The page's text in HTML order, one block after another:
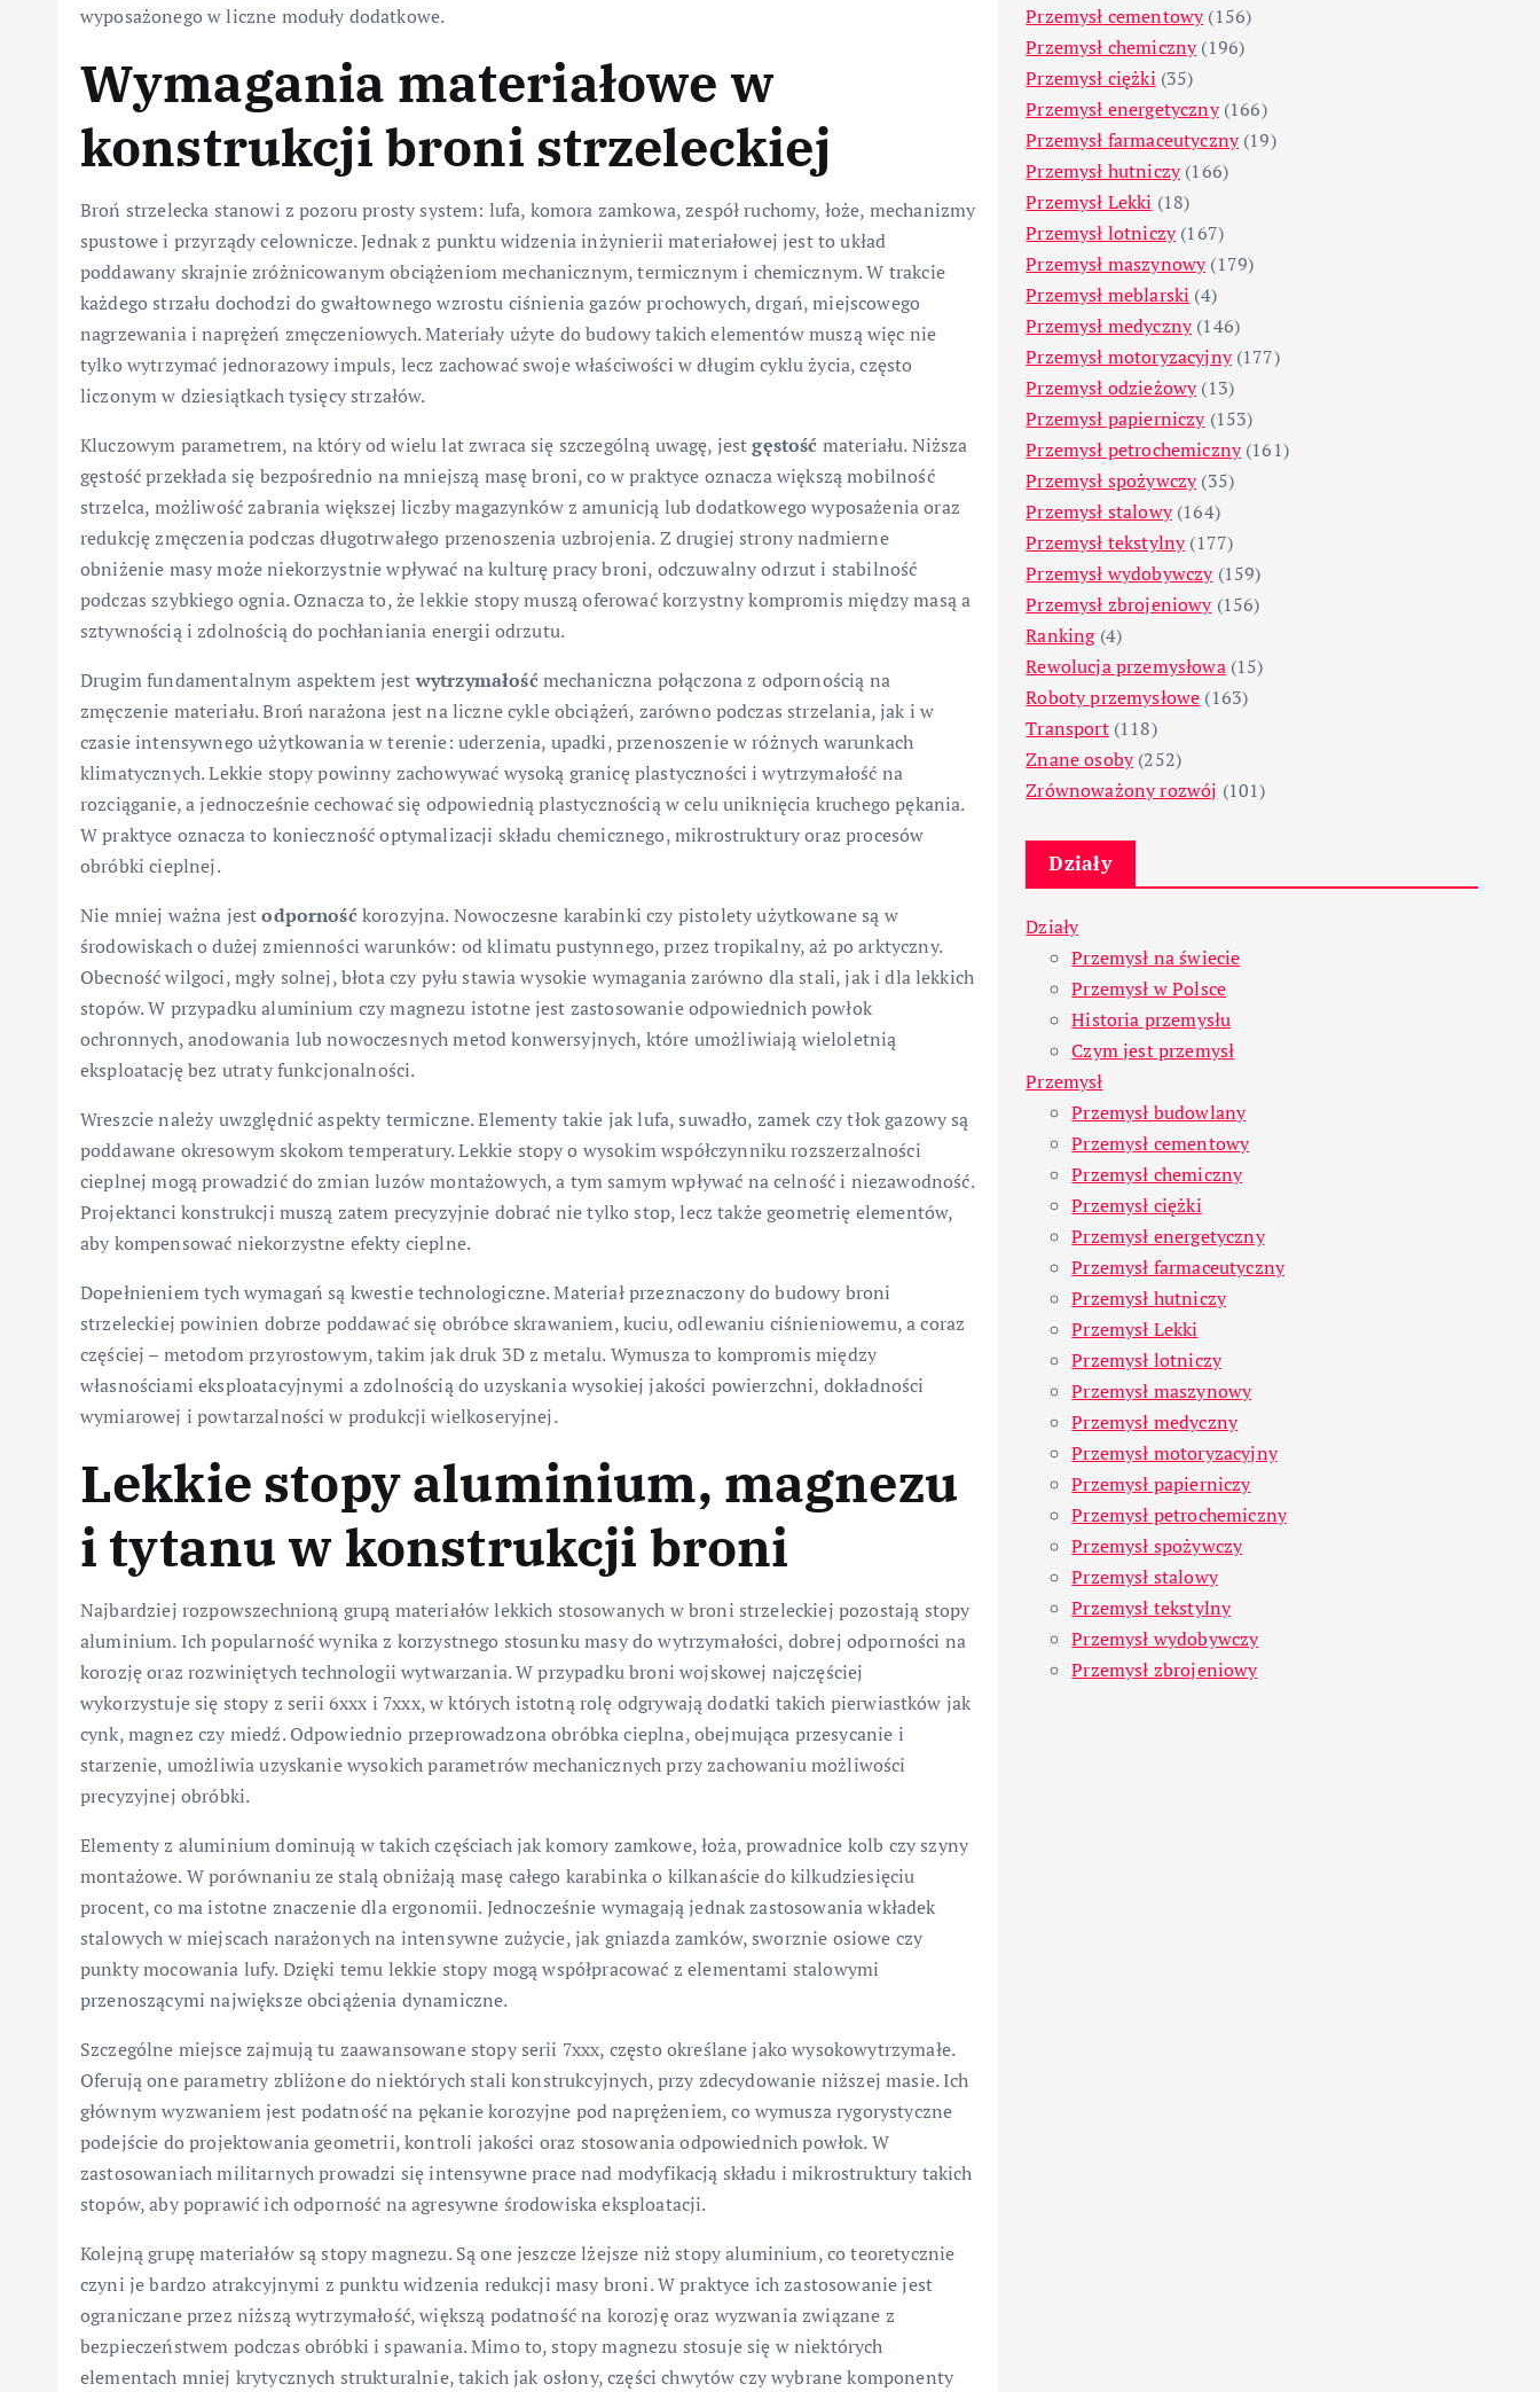
wyposażonego w liczne moduły dodatkowe.
Wymagania materiałowe w
konstrukcji broni strzeleckiej
Broń strzelecka stanowi z pozoru prosty system: lufa, komora zamkowa, zespół ruchomy, łoże, mechanizmy
spustowe i przyrządy celownicze. Jednak z punktu widzenia inżynierii materiałowej jest to układ
poddawany skrajnie zróżnicowanym obciążeniom mechanicznym, termicznym i chemicznym. W trakcie
każdego strzału dochodzi do gwałtownego wzrostu ciśnienia gazów prochowych, drgań, miejscowego
nagrzewania i naprężeń zmęczeniowych. Materiały użyte do budowy takich elementów muszą więc nie
tylko wytrzymać jednorazowy impuls, lecz zachować swoje właściwości w długim cyklu życia, często
liczonym w dziesiątkach tysięcy strzałów.
Kluczowym parametrem, na który od wielu lat zwraca się szczególną uwagę, jestgęstość materiału. Niższa
gęstość przekłada się bezpośrednio na mniejszą masę broni, co w praktyce oznacza większą mobilność
strzelca, możliwość zabrania większej liczby magazynków z amunicją lub dodatkowego wyposażenia oraz
redukcję zmęczenia podczas długotrwałego przenoszenia uzbrojenia. Z drugiej strony nadmierne
obniżenie masy może niekorzystnie wpływać na kulturę pracy broni, odczuwalny odrzut i stabilność
podczas szybkiego ognia. Oznacza to, że lekkie stopy muszą oferować korzystny kompromis między masą a
sztywnością i zdolnością do pochłaniania energii odrzutu.
Drugim fundamentalnym aspektem jestwytrzymałość mechaniczna połączona z odpornością na
zmęczenie materiału. Broń narażona jest na liczne cykle obciążeń, zarówno podczas strzelania, jak i w
czasie intensywnego użytkowania w terenie: uderzenia, upadki, przenoszenie w różnych warunkach
klimatycznych. Lekkie stopy powinny zachowywać wysoką granicę plastyczności i wytrzymałość na
rozciąganie, a jednocześnie cechować się odpowiednią plastycznością w celu uniknięcia kruchego pękania.
W praktyce oznacza to konieczność optymalizacji składu chemicznego, mikrostruktury oraz procesów
obróbki cieplnej.
Nie mniej ważna jestodporność korozyjna. Nowoczesne karabinki czy pistolety użytkowane są w
środowiskach o dużej zmienności warunków: od klimatu pustynnego, przez tropikalny, aż po arktyczny.
Obecność wilgoci, mgły solnej, błota czy pyłu stawia wysokie wymagania zarówno dla stali, jak i dla lekkich
stopów. W przypadku aluminium czy magnezu istotne jest zastosowanie odpowiednich powłok
ochronnych, anodowania lub nowoczesnych metod konwersyjnych, które umożliwiają wieloletnią
eksploatację bez utraty funkcjonalności.
Wreszcie należy uwzględnić aspekty termiczne. Elementy takie jak lufa, suwadło, zamek czy tłok gazowy są
poddawane okresowym skokom temperatury. Lekkie stopy o wysokim współczynniku rozszerzalności
cieplnej mogą prowadzić do zmian luzów montażowych, a tym samym wpływać na celność i niezawodność.
Projektanci konstrukcji muszą zatem precyzyjnie dobrać nie tylko stop, lecz także geometrię elementów,
aby kompensować niekorzystne efekty cieplne.
Dopełnieniem tych wymagań są kwestie technologiczne. Materiał przeznaczony do budowy broni
strzeleckiej powinien dobrze poddawać się obróbce skrawaniem, kuciu, odlewaniu ciśnieniowemu, a coraz
częściej – metodom przyrostowym, takim jak druk 3D z metalu. Wymusza to kompromis między
własnościami eksploatacyjnymi a zdolnością do uzyskania wysokiej jakości powierzchni, dokładności
wymiarowej i powtarzalności w produkcji wielkoseryjnej.
Lekkie stopy aluminium, magnezu
i tytanu w konstrukcji broni
Najbardziej rozpowszechnioną grupą materiałów lekkich stosowanych w broni strzeleckiej pozostają stopy
aluminium. Ich popularność wynika z korzystnego stosunku masy do wytrzymałości, dobrej odporności na
korozję oraz rozwiniętych technologii wytwarzania. W przypadku broni wojskowej najczęściej
wykorzystuje się stopy z serii 6xxx i 7xxx, w których istotną rolę odgrywają dodatki takich pierwiastków jak
cynk, magnez czy miedź. Odpowiednio przeprowadzona obróbka cieplna, obejmująca przesycanie i
starzenie, umożliwia uzyskanie wysokich parametrów mechanicznych przy zachowaniu możliwości
precyzyjnej obróbki.
Elementy z aluminium dominują w takich częściach jak komory zamkowe, łoża, prowadnice kolb czy szyny
montażowe. W porównaniu ze stalą obniżają masę całego karabinka o kilkanaście do kilkudziesięciu
procent, co ma istotne znaczenie dla ergonomii. Jednocześnie wymagają jednak zastosowania wkładek
stalowych w miejscach narażonych na intensywne zużycie, jak gniazda zamków, sworznie osiowe czy
punkty mocowania lufy. Dzięki temu lekkie stopy mogą współpracować z elementami stalowymi
przenoszącymi największe obciążenia dynamiczne.
Szczególne miejsce zajmują tu zaawansowane stopy serii 7xxx, często określane jako wysokowytrzymałe.
Oferują one parametry zbliżone do niektórych stali konstrukcyjnych, przy zdecydowanie niższej masie. Ich
głównym wyzwaniem jest podatność na pękanie korozyjne pod naprężeniem, co wymusza rygorystyczne
podejście do projektowania geometrii, kontroli jakości oraz stosowania odpowiednich powłok. W
zastosowaniach militarnych prowadzi się intensywne prace nad modyfikacją składu i mikrostruktury takich
stopów, aby poprawić ich odporność na agresywne środowiska eksploatacji.
Kolejną grupę materiałów są stopy magnezu. Są one jeszcze lżejsze niż stopy aluminium, co teoretycznie
czyni je bardzo atrakcyjnymi z punktu widzenia redukcji masy broni. W praktyce ich zastosowanie jest
ograniczane przez niższą wytrzymałość, większą podatność na korozję oraz wyzwania związane z
bezpieczeństwem podczas obróbki i spawania. Mimo to, stopy magnezu stosuje się w niektórych
elementach mniej krytycznych strukturalnie, takich jak osłony, części chwytów czy wybrane komponenty
Przemysł cementowy(156)
Przemysł chemiczny(196)
Przemysł ciężki (35)
Przemysł energetyczny(166)
Przemysł farmaceutyczny(19)
Przemysł hutniczy(166)
Przemysł Lekki (18)
Przemysł lotniczy(167)
Przemysł maszynowy(179)
Przemysł meblarski (4)
Przemysł medyczny(146)
Przemysł motoryzacyjny(177)
Przemysł odzieżowy(13)
Przemysł papierniczy(153)
Przemysł petrochemiczny(161)
Przemysł spożywczy(35)
Przemysł stalowy(164)
Przemysł tekstylny(177)
Przemysł wydobywczy(159)
Przemysł zbrojeniowy(156)
Ranking(4)
Rewolucja przemysłowa(15)
Roboty przemysłowe (163)
Transport(118)
Znane osoby(252)
Zrównoważony rozwój (101)
Działy
Działy
Przemysł na świecie
Przemysł w Polsce
Historia przemysłu
Czym jest przemysł
Przemysł
Przemysł budowlany
Przemysł cementowy
Przemysł chemiczny
Przemysł ciężki
Przemysł energetyczny
Przemysł farmaceutyczny
Przemysł hutniczy
Przemysł Lekki
Przemysł lotniczy
Przemysł maszynowy
Przemysł medyczny
Przemysł motoryzacyjny
Przemysł papierniczy
Przemysł petrochemiczny
Przemysł spożywczy
Przemysł stalowy
Przemysł tekstylny
Przemysł wydobywczy
Przemysł zbrojeniowy